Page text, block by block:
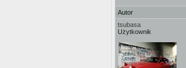
Autor
tsubasa
Użytkownik